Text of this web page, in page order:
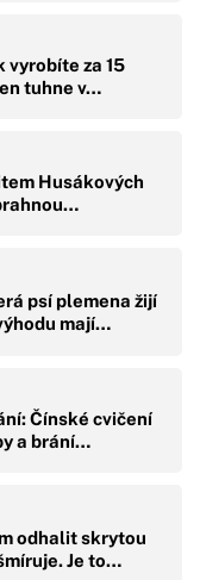
vyrobíte za 15
tuhne v…
Husákových
psí plemena žijí
mají…
Čínské cvičení
a brání…
odhalit skrytou
Je to…